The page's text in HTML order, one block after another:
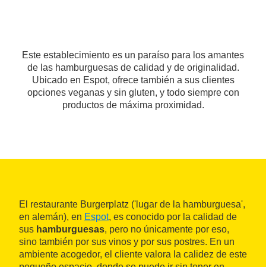
Este establecimiento es un paraíso para los amantes
de las hamburguesas de calidad y de originalidad.
Ubicado en Espot, ofrece también a sus clientes
opciones veganas y sin gluten, y todo siempre con
productos de máxima proximidad.
El restaurante Burgerplatz ('lugar de la hamburguesa',
en alemán), en Espot, es conocido por la calidad de
sus hamburguesas, pero no únicamente por eso,
sino también por sus vinos y por sus postres. En un
ambiente acogedor, el cliente valora la calidez de este